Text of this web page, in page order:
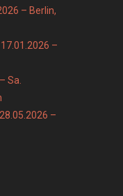
– Berlin,
–
Sa.
–